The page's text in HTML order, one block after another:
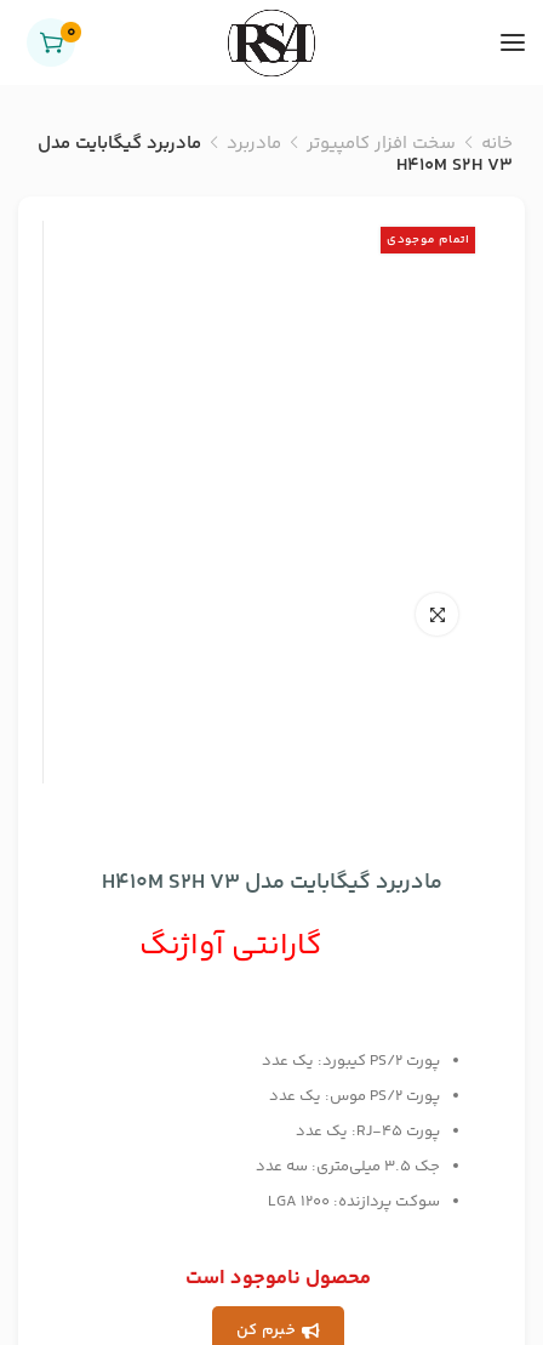
0
خانه سخت افزار کامپیوتر مادربرد مادربرد گیگابایت مدل
H410M S2H V3
اتمام موجودی
مادربرد گیگابایت مدل H410M S2H V3
گارانتی آواژنگ
پورت PS/2 کیبورد: یک عدد
پورت PS/2 موس: یک عدد
پورت RJ-45: یک عدد
جک 3.5 میلی‌متری: سه عدد
سوکت پردازنده: LGA 1200
محصول ناموجود است
خبرم کن